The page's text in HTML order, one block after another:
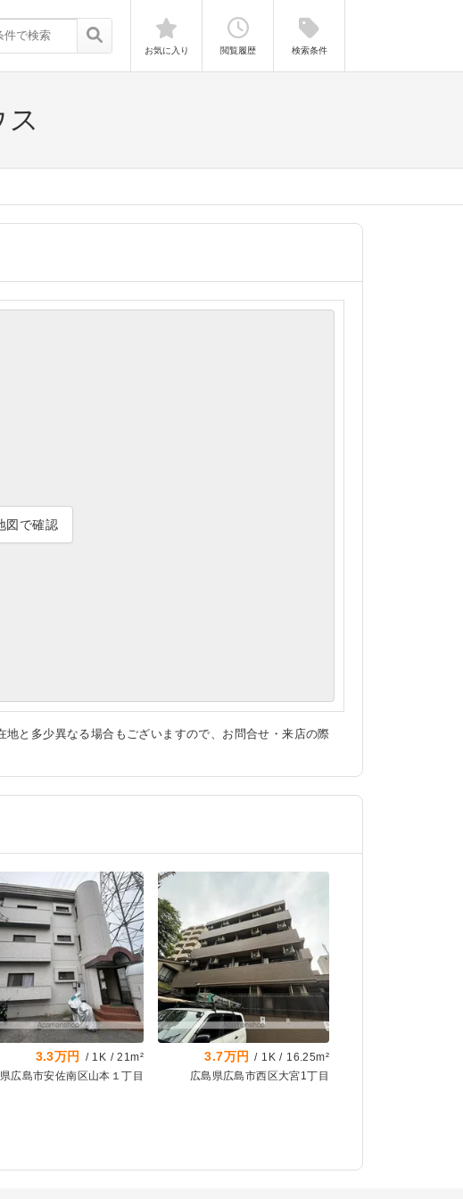
お気に入り 閲覧履歴 検索条件
図で確認
と多少異なる場合もございますので、お問合せ・来店の際
3.3万円 / 1K /21m²
広島市安佐南区山本１丁目
3.7万円 / 1K / 16.25m²
広島県広島市西区大宮1丁目